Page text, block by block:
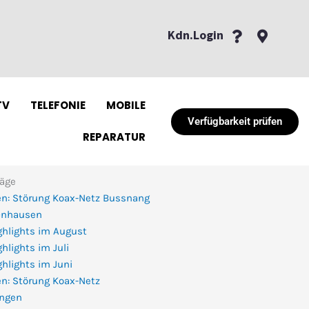
Kdn.Login
TELEFONIE MOBILE
REPARATUR
Verfügbarkeit prüfen
Störung Koax-Netz Bussnang
im August
im Juli
im Juni
Störung Koax-Netz